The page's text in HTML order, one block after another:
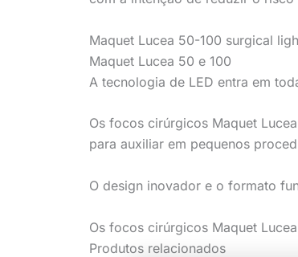
Maquet Lucea 50-100 surgical
Maquet Lucea 50 e 100
A tecnologia de LED entra em
Os focos cirúrgicos Maquet
para auxiliar em pequenos
O design inovador e o formato
Os focos cirúrgicos Maquet
Produtos relacionados